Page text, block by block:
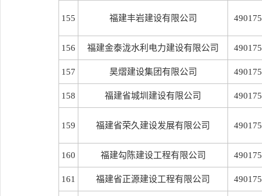
155 福建丰岩建设有限公司
156 福建金泰泷水利电力建设有限公司
157 昊熠建设集团有限公司
158 福建省城圳建设有限公司
159 福建省荣久建设发展有限公司
160 福建勾陈建设工程有限公司
161 福建省正源建设工程有限公司